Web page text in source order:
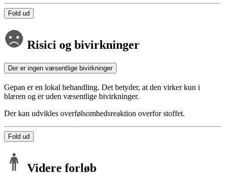
Fold ud
Risici og bivirkninger
Der er ingen væsentlige bivirkninger
Gepan er en lokal behandling. Det betyder, at den virker kun i
blæren og er uden væsentlige bivirkninger.
Der kan udvikles overfølsomhedsreaktion overfor stoffet.
Fold ud
Videre forløb